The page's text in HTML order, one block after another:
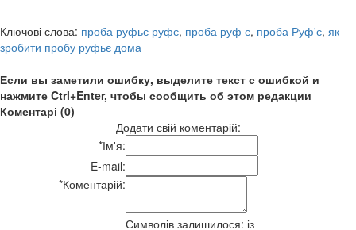
Ключові слова: проба руфьє руфє, проба руф є, проба Руф'є, як
зробити пробу руфьє дома
Если вы заметили ошибку, выделите текст с ошибкой и
нажмите Ctrl+Enter, чтобы сообщить об этом редакции
Коментарі (0)
Додати свій коментарій:
*Ім'я:
E-mail:
*Коментарій:
Символів залишилося: із